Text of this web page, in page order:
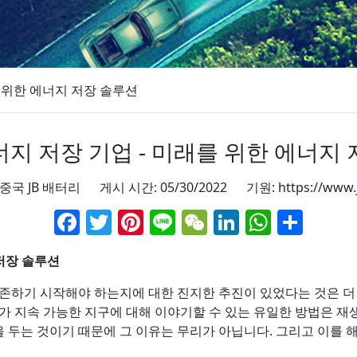
한 에너지 저장 솔루션
지 저장 기업 - 미래를 위한 에너지
국 JB 배터리 게시 시간: 05/30/2022 기원: https://
Facebook
Twitter
Pinterest
LineWeChat
LinkedIn
장 솔루션
하기 시작해야 하는지에 대한 진지한 추진이 있었다는 것은
지속 가능한 지구에 대해 이야기할 수 있는 유일한 방법은
는 것이기 때문에 그 이유는 무리가 아닙니다. 그리고 이를